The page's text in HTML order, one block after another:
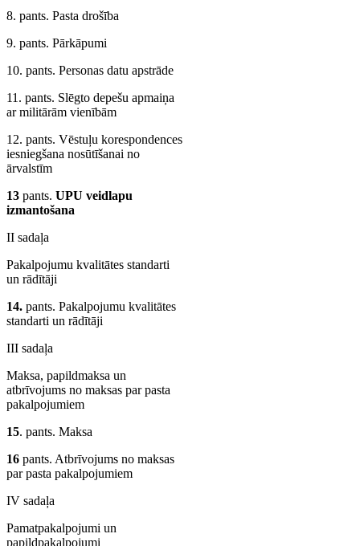
8. pants. Pasta drošība
9. pants. Pārkāpumi
10. pants. Personas datu apstrāde
11. pants. Slēgto depešu apmaiņa
ar militārām vienībām
12. pants. Vēstuļu korespondences
iesniegšana nosūtīšanai no
ārvalstīm
13 pants. UPU veidlapu
izmantošana
II sadaļa
Pakalpojumu kvalitātes standarti
un rādītāji
14. pants. Pakalpojumu kvalitātes
standarti un rādītāji
III sadaļa
Maksa, papildmaksa un
atbrīvojums no maksas par pasta
pakalpojumiem
15. pants. Maksa
16 pants. Atbrīvojums no maksas
par pasta pakalpojumiem
IV sadaļa
Pamatpakalpojumi un
papildpakalpojumi